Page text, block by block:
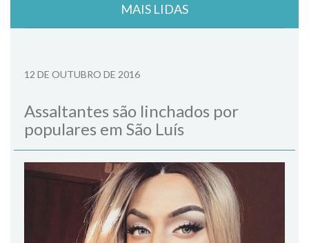
MAIS LIDAS
12 DE OUTUBRO DE 2016
Assaltantes são linchados por
populares em São Luís